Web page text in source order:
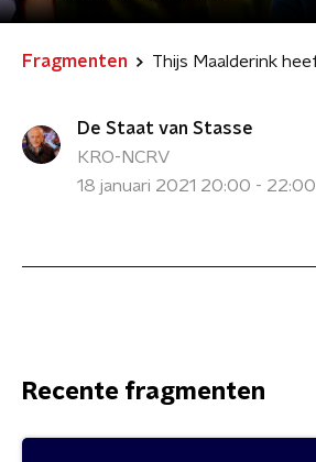
Fragmenten
De Staat van Stasse
KRO-NCRV
18 januari 2021 20:00 - 22:00
Recente fragmenten